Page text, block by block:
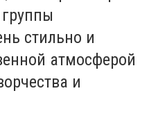
стильно и
атмосферой
и